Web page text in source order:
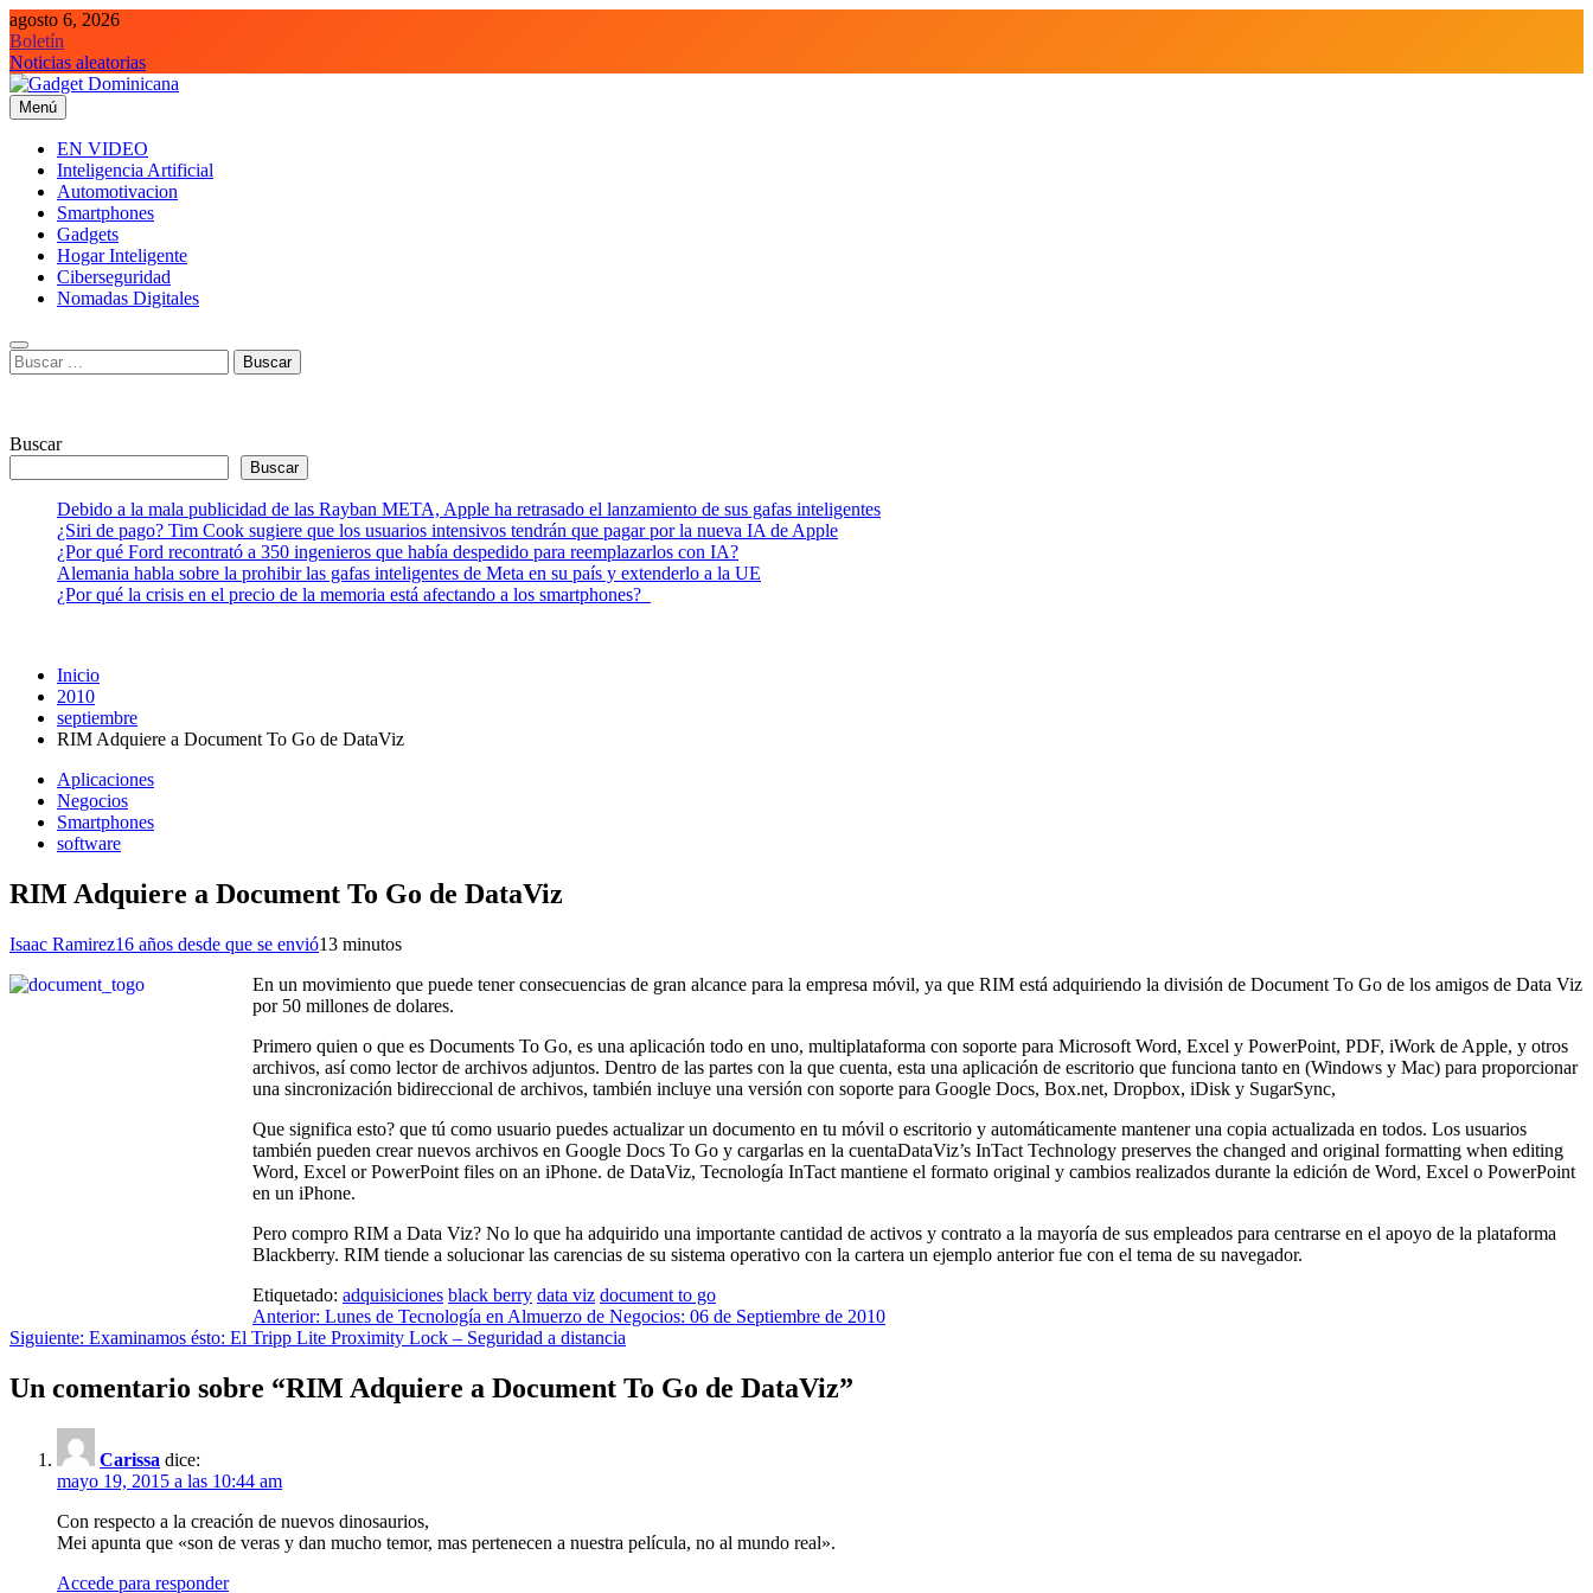
Saltar
al
contenido
agosto 6, 2026
Boletín
Noticias aleatorias
Gadget Dominicana
Gadgets y Tecnología de consumo
Menú
EN VIDEO
Inteligencia Artificial
Automotivacion
Smartphones
Gadgets
Hogar Inteligente
Ciberseguridad
Nomadas Digitales
Buscar:
Buscar
Buscar
Debido a la mala publicidad de las Rayban META, Apple ha retrasado el lanzamiento de sus gafas inteligentes
¿Siri de pago? Tim Cook sugiere que los usuarios intensivos tendrán que pagar por la nueva IA de Apple
¿Por qué Ford recontrató a 350 ingenieros que había despedido para reemplazarlos con IA?
Alemania habla sobre la prohibir las gafas inteligentes de Meta en su país y extenderlo a la UE
¿Por qué la crisis en el precio de la memoria está afectando a los smartphones?
Inicio
2010
septiembre
RIM Adquiere a Document To Go de DataViz
Aplicaciones
Negocios
Smartphones
software
RIM Adquiere a Document To Go de DataViz
Isaac Ramirez16 años desde que se envió13 minutos
En un movimiento que puede tener consecuencias de gran alcance para la empresa móvil, ya que RIM está adquiriendo la división de Document To Go de los amigos de Data Viz
por 50 millones de dolares.
Primero quien o que es Documents To Go, es una aplicación todo en uno, multiplataforma con soporte para Microsoft Word, Excel y PowerPoint, PDF, iWork de Apple, y otros
archivos, así como lector de archivos adjuntos. Dentro de las partes con la que cuenta, esta una aplicación de escritorio que funciona tanto en (Windows y Mac) para proporcionar
una sincronización bidireccional de archivos, también incluye una versión con soporte para Google Docs, Box.net, Dropbox, iDisk y SugarSync,
Que significa esto? que tú como usuario puedes actualizar un documento en tu móvil o escritorio y automáticamente mantener una copia actualizada en todos. Los usuarios
también pueden crear nuevos archivos en Google Docs To Go y cargarlas en la cuentaDataViz’s InTact Technology preserves the changed and original formatting when editing
Word, Excel or PowerPoint files on an iPhone. de DataViz, Tecnología InTact mantiene el formato original y cambios realizados durante la edición de Word, Excel o PowerPoint
en un iPhone.
Pero compro RIM a Data Viz? No lo que ha adquirido una importante cantidad de activos y contrato a la mayoría de sus empleados para centrarse en el apoyo de la plataforma
Blackberry. RIM tiende a solucionar las carencias de su sistema operativo con la cartera un ejemplo anterior fue con el tema de su navegador.
Etiquetado: adquisiciones black berry data viz document to go
de
entradas
Anterior: Lunes de Tecnología en Almuerzo de Negocios: 06 de Septiembre de 2010
Siguiente: Examinamos ésto: El Tripp Lite Proximity Lock – Seguridad a distancia
Un comentario sobre “RIM Adquiere a Document To Go de DataViz”
Carissa dice:
mayo 19, 2015 a las 10:44 am
Con respecto a la creación de nuevos dinosaurios,
Mei apunta que «son de veras y dan mucho temor, mas pertenecen a nuestra película, no al mundo real».
Accede para responder